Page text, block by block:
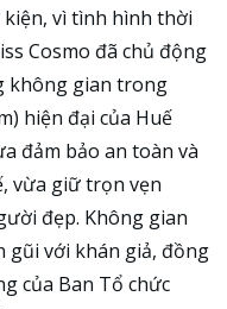
vì tình hình thời
Cosmo đã chủ động
không gian trong
hiện đại của Huế
đảm bảo an toàn và
vừa giữ trọn vẹn
đẹp. Không gian
gũi với khán giả, đồng
của Ban Tổ chức